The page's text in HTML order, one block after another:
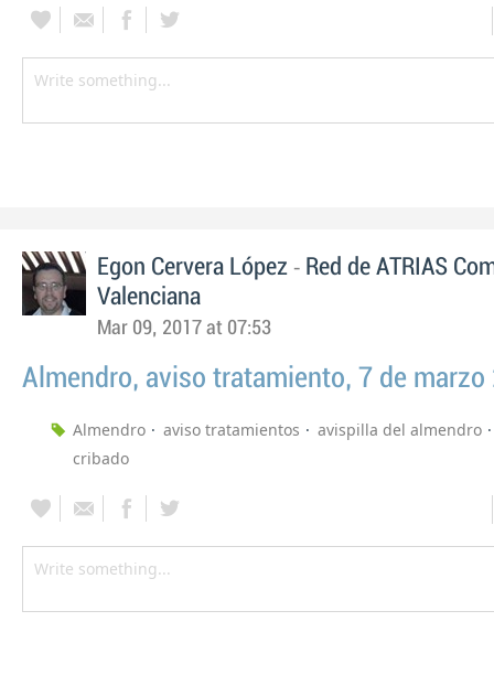
Egon Cervera López - Red de ATRIAS
Valenciana
Mar 09, 2017 at 07:53
Almendro, aviso tratamiento, 7 de marzo
Almendro aviso tratamientos
avispilla del almendro
cribado